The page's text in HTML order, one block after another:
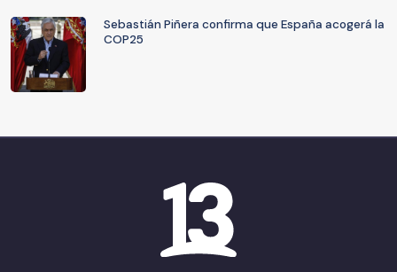
Sebastián Piñera confirma que España acogerá la
COP25